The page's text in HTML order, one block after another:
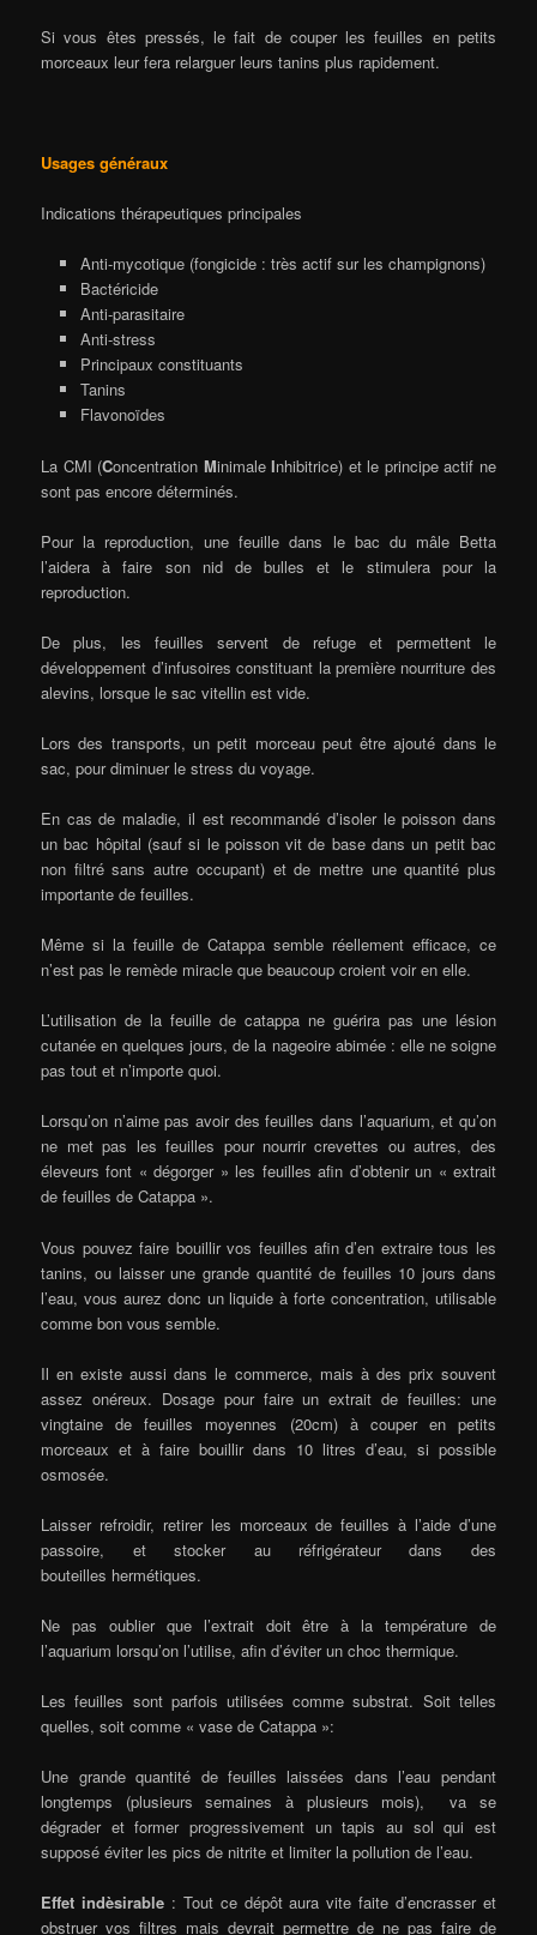
Si vous êtes pressés, le fait de couper les feuilles en petits
morceaux leur fera relarguer leurs tanins plus rapidement.
Usages généraux
Indications thérapeutiques principales
Anti-mycotique (fongicide : très actif sur les champignons)
Bactéricide
Anti-parasitaire
Anti-stress
Principaux constituants
Tanins
Flavonoïdes
La CMI (Concentration MinimaleInhibitrice) et le principe actif ne
sont pas encore déterminés.
Pour la reproduction, une feuille dans le bac du mâle Betta
l’aidera à faire son nid de bulles et le stimulera pour la
reproduction.
De plus, les feuilles servent de refuge et permettent le
développement d’infusoires constituant la première nourriture des
alevins, lorsque le sac vitellin est vide.
Lors des transports, un petit morceau peut être ajouté dans le
sac, pour diminuer le stress du voyage.
En cas de maladie, il est recommandé d’isoler le poisson dans
un bac hôpital (sauf si le poisson vit de base dans un petit bac
non filtré sans autre occupant) et de mettre une quantité plus
importante de feuilles.
Même si la feuille de Catappa semble réellement efficace, ce
n’est pas le remède miracle que beaucoup croient voir en elle.
L’utilisation de la feuille de catappa ne guérira pas une lésion
cutanée en quelques jours, de la nageoire abimée : elle ne soigne
pas tout et n’importe quoi.
Lorsqu’on n’aime pas avoir des feuilles dans l’aquarium, et qu’on
ne met pas les feuilles pour nourrir crevettes ou autres, des
éleveurs font « dégorger » les feuilles afin d’obtenir un « extrait
de feuilles de Catappa ».
Vous pouvez faire bouillir vos feuilles afin d’en extraire tous les
tanins, ou laisser une grande quantité de feuilles 10 jours dans
l’eau, vous aurez donc un liquide à forte concentration, utilisable
comme bon vous semble.
Il en existe aussi dans le commerce, mais à des prix souvent
assez onéreux. Dosage pour faire un extrait de feuilles: une
vingtaine de feuilles moyennes (20cm) à couper en petits
morceaux et à faire bouillir dans 10 litres d’eau, si possible
osmosée.
Laisser refroidir, retirer les morceaux de feuilles à l’aide d’une
passoire, et stocker au réfrigérateur dans des
bouteilles hermétiques.
Ne pas oublier que l’extrait doit être à la température de
l’aquarium lorsqu’on l’utilise, afin d’éviter un choc thermique.
Les feuilles sont parfois utilisées comme substrat. Soit telles
quelles, soit comme « vase de Catappa »:
Une grande quantité de feuilles laissées dans l’eau pendant
longtemps (plusieurs semaines à plusieurs mois), va se
dégrader et former progressivement un tapis au sol qui est
supposé éviter les pics de nitrite et limiter la pollution de l’eau.
Effet indèsirable : Tout ce dépôt aura vite faite d’encrasser et
obstruer vos filtres mais devrait permettre de ne pas faire de